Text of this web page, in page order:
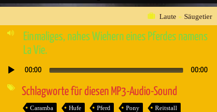
Laute » Säugetier
Einmaliges, nahes Wiehern eines Pferdes namens
La Vie.
Audio-
00:00 00:00
Schlagworte für diesen MP3-Audio-Sound
Caramba Hufe Pferd Pony Reitstall